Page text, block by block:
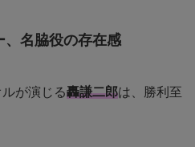
、名脇役の存在感
が演じる轟謙二郎は、勝利至